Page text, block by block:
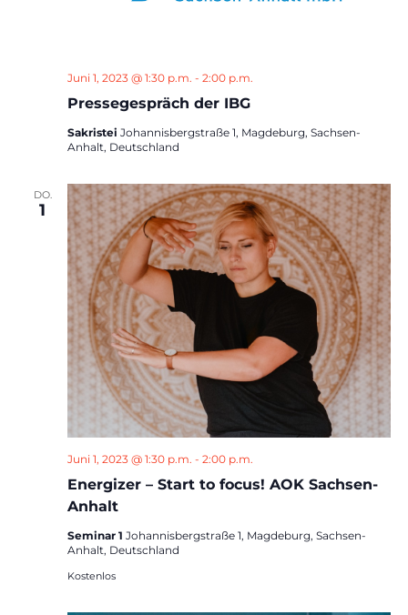
Pressegespräch der IBG
Juni 1, 2023 @ 1:30 p.m. - 2:00 p.m.
Sakristei Johannisbergstraße 1, Magdeburg, Sachsen-
Anhalt, Deutschland
DO.
1
Energizer – Start to focus! AOK Sachsen-
Anhalt
Juni 1, 2023 @ 1:30 p.m. - 2:00 p.m.
Seminar 1 Johannisbergstraße 1, Magdeburg, Sachsen-
Anhalt, Deutschland
Kostenlos